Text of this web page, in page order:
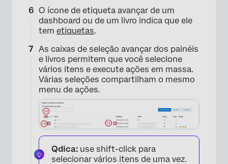
O ícone de etiqueta avançar de um
dashboard ou de um livro indica que ele
tem etiquetas.
As caixas de seleção avançar dos painéis
e livros permitem que você selecione
vários itens e execute ações em massa.
Várias seleções compartilham o mesmo
menu de ações.
Qdica: use shift-click para
selecionar vários itens de uma vez.